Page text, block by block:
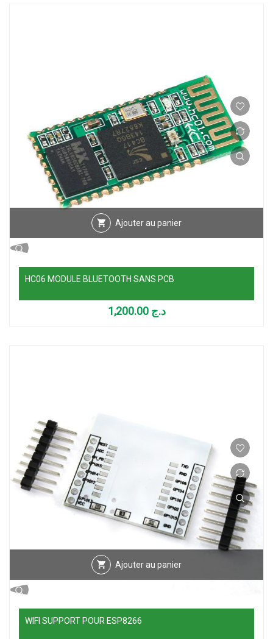
Ajouter au panier
HC06 MODULE BLUETOOTH SANS PCB
د.ج 1,200.00
Ajouter au panier
WIFI SUPPORT POUR ESP8266